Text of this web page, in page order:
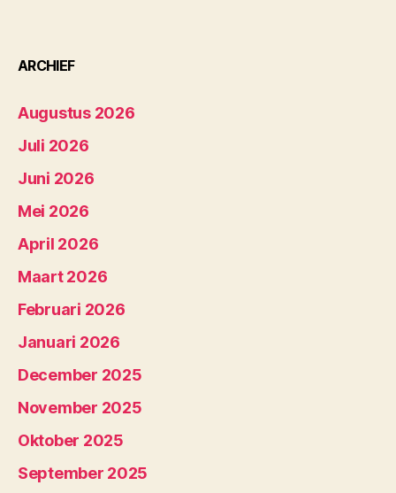
ARCHIEF
Augustus 2026
Juli 2026
Juni 2026
Mei 2026
April 2026
Maart 2026
Februari 2026
Januari 2026
December 2025
November 2025
Oktober 2025
September 2025